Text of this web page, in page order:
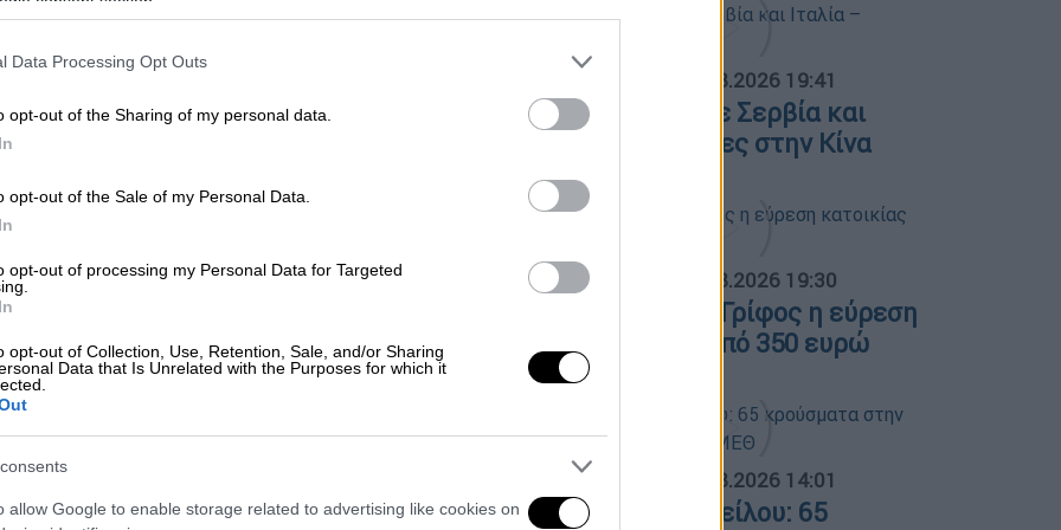
Data Processing Opt Outs
opt-out of the Sharing of my personal data.
opt-out of the Sale of my Personal Data.
opt-out of processing my Personal Data for Targeted
opt-out of Collection, Use, Retention, Sale, and/or Sharing
Data that Is Unrelated with the Purposes for which it
allow Google to enable storage related to advertising like cookies on
κέρδισε το βραβείο της Καλύτερης
τον Α' ανδρικό ρόλο και η Φράνσις
Σινεμά|12.04.2021 14:24
Κλόε Ζάο στα BAFTA - Καλύτερος
έγραψε ιστορία, καθώς είναι ο
μεταδόθηκε από το Royal Albert Hall
στο Λονδίνο και διήρκεσε δυο ημέρες
Σινεμά | 13.09.2020 11:27
07.08.2026 19:41
Κόλαση φωτιάς σε Σερβία και
Ιταλία – Πλημμύρες στην Κίνα
ΑΠΟΣΠΑΣΜΑΤΑ... 07.08.2026 19:30
Φοιτητική στέγη: Γρίφος η εύρεση
κατοικίας κάτω από 350 ευρώ
ΑΠΟΣΠΑΣΜΑΤΑ... 08.08.2026 14:01
Ιός του Δυτικού Νείλου: 65